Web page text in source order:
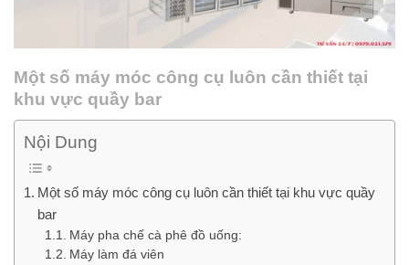
Một số máy móc công cụ luôn cần thiết tại
khu vực quầy bar
Nội Dung
Một số máy móc công cụ luôn cần thiết tại khu vực quầy
bar
Máy pha chế cà phê đồ uống:
Máy làm đá viên